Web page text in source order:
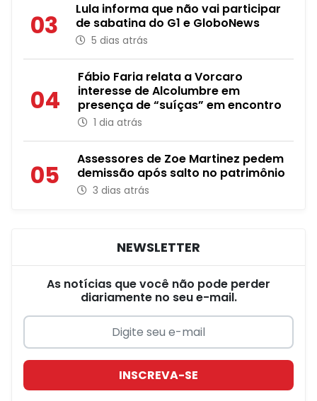
03
Lula informa que não vai participar
de sabatina do G1 e GloboNews
5 dias atrás
04
Fábio Faria relata a Vorcaro
interesse de Alcolumbre em
presença de “suíças” em encontro
1 dia atrás
05
Assessores de Zoe Martinez pedem
demissão após salto no patrimônio
3 dias atrás
NEWSLETTER
As notícias que você não pode perder
diariamente no seu e-mail.
INSCREVA-SE